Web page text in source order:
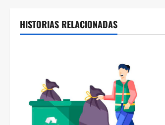
c
d
HISTORIAS RELACIONADAS